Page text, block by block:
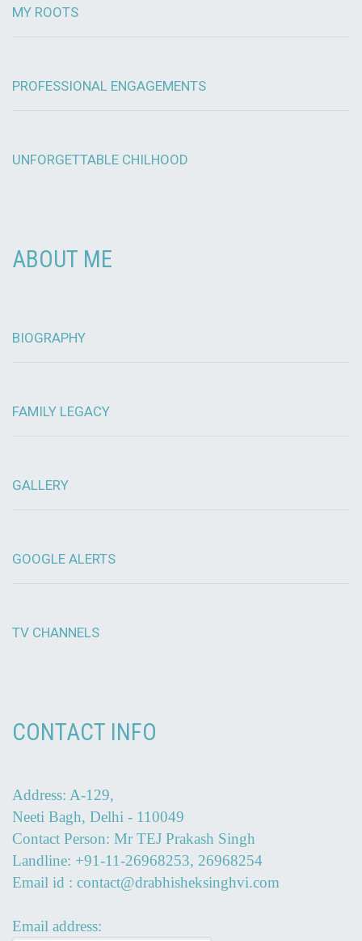
MY ROOTS
PROFESSIONAL ENGAGEMENTS
UNFORGETTABLE CHILHOOD
ABOUT ME
BIOGRAPHY
FAMILY LEGACY
GALLERY
GOOGLE ALERTS
TV CHANNELS
CONTACT INFO
Address: A-129,
Neeti Bagh, Delhi - 110049
Contact Person: Mr TEJ Prakash Singh
Landline: +91-11-26968253, 26968254
Email id : contact@drabhisheksinghvi.com
Email address: